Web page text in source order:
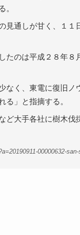
。
見通しが甘く、１
たのは平成２８年
なく、東電に復旧
る」と指摘する。
ど大手各社に樹木
00000632-